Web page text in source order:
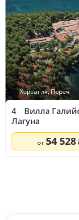
Хорватия,Пореч
4
Вилла
Лагуна
от 54 528